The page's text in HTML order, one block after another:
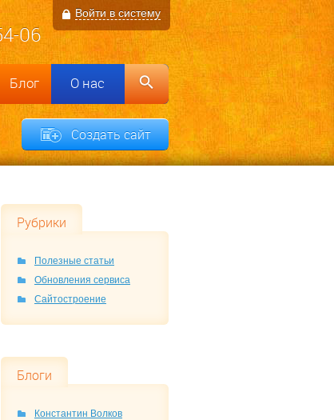
06
Войти в систему
Блог О нас
Создать сайт
Рубрики
Полезные статьи
Обновления сервиса
Сайтостроение
Блоги
Константин Волков